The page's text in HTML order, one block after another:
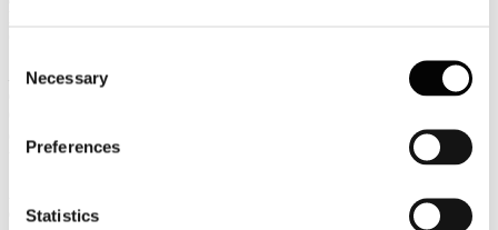
Selection
Necessary
Preferences
Statistics
Lucca, 9 ottobre 2024
- Oggi, a Lucca, alla conferenza di apertura
della 30° edizione della Mostra Internazionale dell’Industria
nel settore cartario italiano, un
tema all’ordine del giorno dell’agenda politica nazionale.
competitività dell’industria cartaria tra costi energetici e